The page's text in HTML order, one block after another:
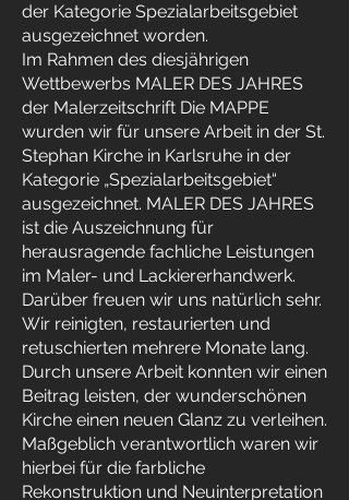
der Kategorie Spezialarbeitsgebiet
ausgezeichnet worden.
Im Rahmen des diesjährigen
Wettbewerbs MALER DES JAHRES
der Malerzeitschrift Die MAPPE
wurden wir für unsere Arbeit in der St.
Stephan Kirche in Karlsruhe in der
Kategorie „Spezialarbeitsgebiet“
ausgezeichnet. MALER DES JAHRES
ist die Auszeichnung für
herausragende fachliche Leistungen
im Maler- und Lackiererhandwerk.
Darüber freuen wir uns natürlich sehr.
Wir reinigten, restaurierten und
retuschierten mehrere Monate lang.
Durch unsere Arbeit konnten wir einen
Beitrag leisten, der wunderschönen
Kirche einen neuen Glanz zu verleihen.
Maßgeblich verantwortlich waren wir
hierbei für die farbliche
Rekonstruktion und Neuinterpretation